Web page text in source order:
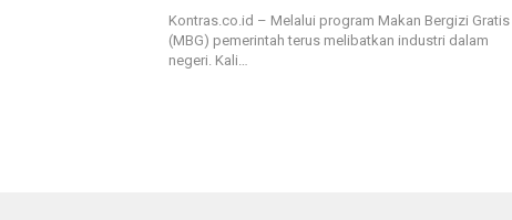
Kontras.co.id – Melalui program Makan Bergizi Gratis
(MBG) pemerintah terus melibatkan industri dalam
negeri. Kali…